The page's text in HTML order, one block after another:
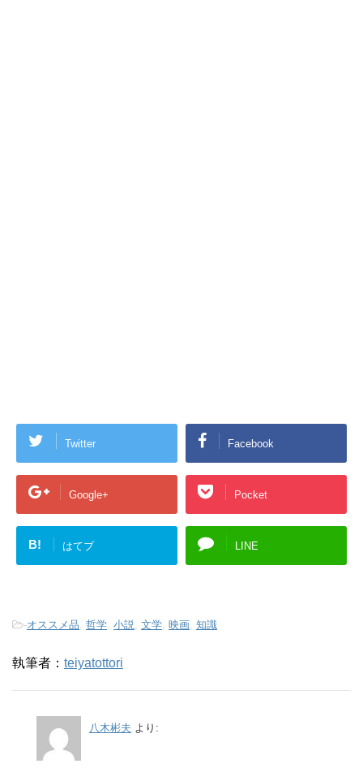
Twitter Facebook
Google+ Pocket
B! はてブ LINE
-オススメ品, 哲学, 小説, 文学, 映画, 知識
執筆者： teiyatottori
八木彬夫 より: